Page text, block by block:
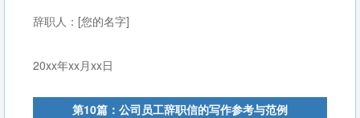
辞职人：[您的名字]
20xx年xx月xx日
第10篇：公司员工辞职信的写作参考与范例